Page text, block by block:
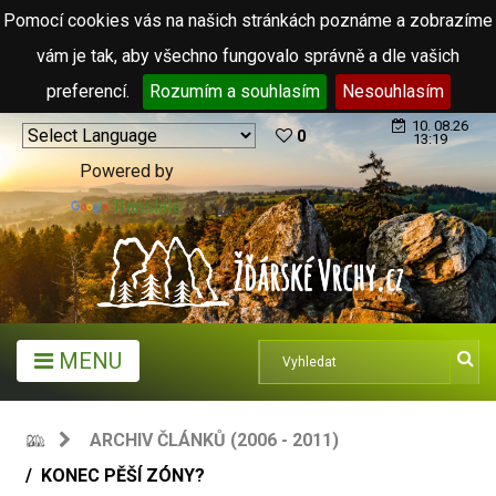
Pomocí cookies vás na našich stránkách poznáme a zobrazíme
vám je tak, aby všechno fungovalo správně a dle vašich
preferencí.
Rozumím a souhlasím Nesouhlasím
Powered by
Translate
0
10. 08.26
13:19
MENU
ARCHIV ČLÁNKŮ (2006 - 2011)
KONEC PĚŠÍ ZÓNY?